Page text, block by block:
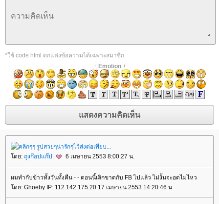
*ใช้ code html ตกแต่งข้อความได้เฉพาะสมาชิก
+ Emotion+
ดย: ถุงก๊อปแก๊ป 6 เมษายน 2553 8:00:27 น.
ผมทำกับข้าวทั้งวันทั้งคืน - - ตอนนี้เลิกขาดกับ FB ไปแล้ว ไม่งั้นจะอดไม่ไหว
ดย: Ghoeby IP: 112.142.175.20 17 เมษายน 2553 14:20:46 น.